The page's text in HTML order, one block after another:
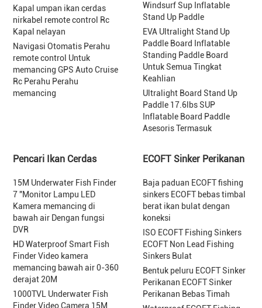
Kapal umpan ikan cerdas
nirkabel remote control Rc
Kapal nelayan
Navigasi Otomatis Perahu
remote control Untuk
memancing GPS Auto Cruise
Rc Perahu Perahu
memancing
Windsurf Sup Inflatable
Stand Up Paddle
EVA Ultralight Stand Up
Paddle Board Inflatable
Standing Paddle Board
Untuk Semua Tingkat
Keahlian
Ultralight Board Stand Up
Paddle 17.6lbs SUP
Inflatable Board Paddle
Asesoris Termasuk
Pencari Ikan Cerdas
15M Underwater Fish Finder
7 "Monitor Lampu LED
Kamera memancing di
bawah air Dengan fungsi
DVR
HD Waterproof Smart Fish
Finder Video kamera
memancing bawah air 0-360
derajat 20M
1000TVL Underwater Fish
Finder Video Camera 15M
ECOFT Sinker Perikanan
Baja paduan ECOFT fishing
sinkers ECOFT bebas timbal
berat ikan bulat dengan
koneksi
ISO ECOFT Fishing Sinkers
ECOFT Non Lead Fishing
Sinkers Bulat
Bentuk peluru ECOFT Sinker
Perikanan ECOFT Sinker
Perikanan Bebas Timah